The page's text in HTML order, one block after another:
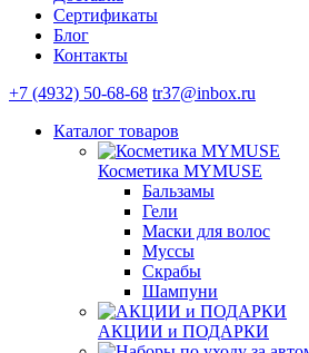
Сертификаты
Блог
Контакты
+7 (4932) 50-68-68 tr37@inbox.ru
Каталог товаров
Косметика MYMUSE
Бальзамы
Гели
Маски для волос
Муссы
Скрабы
Шампуни
АКЦИИ и ПОДАРКИ